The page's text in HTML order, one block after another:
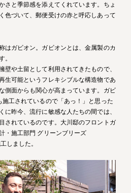
さと季節感を添えてくれています。ちょ
色づいて、郵便受けの赤と呼応しあって
はガビオン。ガビオンとは、金属製のカ
。
壁や土留として利用されてきたもので、
生可能というフレキシブルな構造物であ
側面からも関心が高まっています。ガビ
工されているので「あっ！」と思った
に昨今、流行に敏感な人たちの間では、
されているのです。大川邸のフロントガ
・施工部門 グリーンブリーズ
しました。